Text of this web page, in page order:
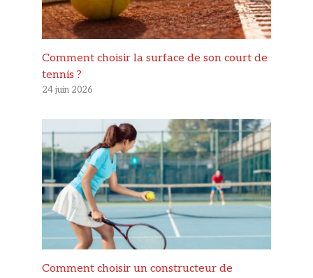
Comment choisir la surface de son court de
tennis ?
24 juin 2026
Comment choisir un constructeur de